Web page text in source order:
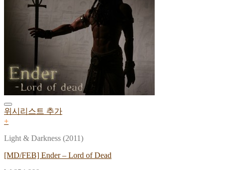
위시리스트 추가
+
Light & Darkness (2011)
[MD/FEB] Ender – Lord of Dead